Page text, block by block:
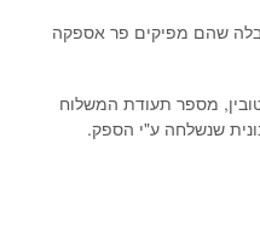
שהם מפיקים פר אספקה
מספר תעודת המשלוח
שנשלחה ע"י הספק.